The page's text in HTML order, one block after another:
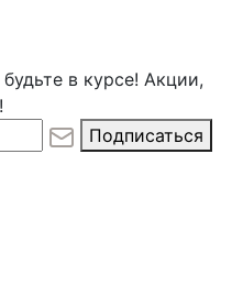
в курсе! Акции,
Подписаться